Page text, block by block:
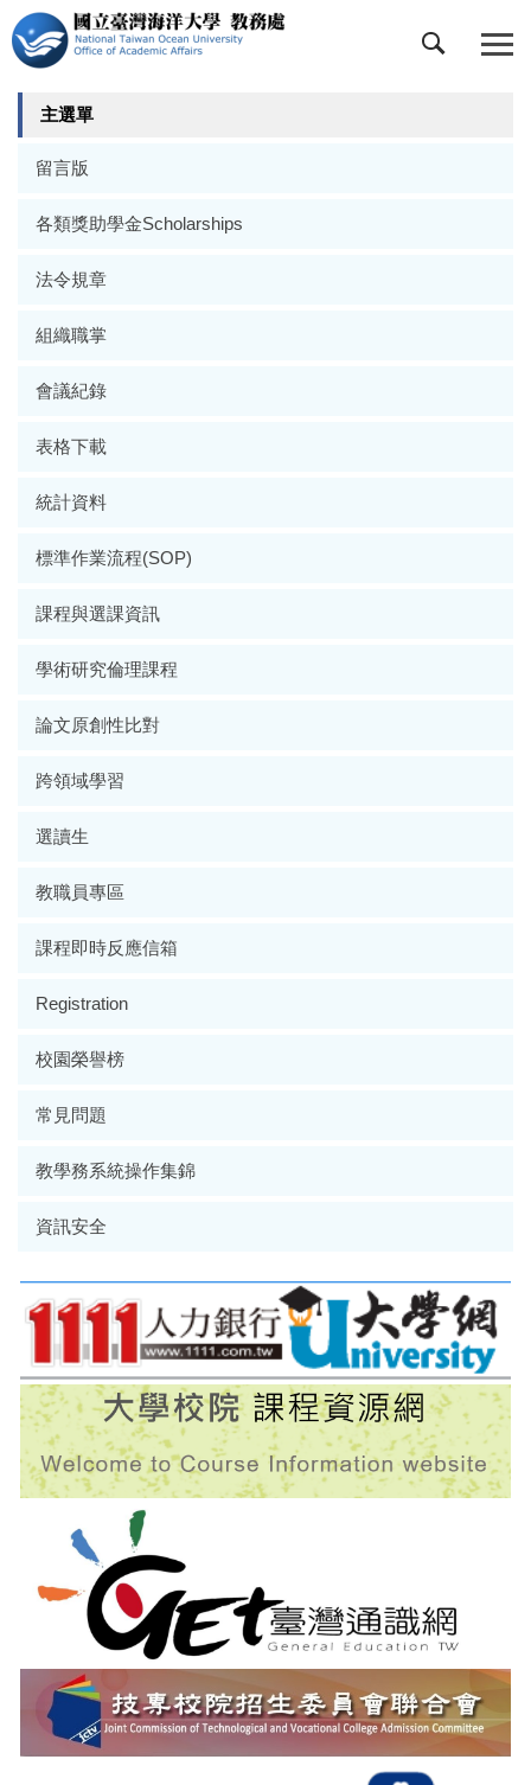
跳
到
主
要
主選單
留言版
各類獎助學金Scholarships
法令規章
組織職掌
會議紀錄
表格下載
統計資料
標準作業流程(SOP)
課程與選課資訊
學術研究倫理課程
論文原創性比對
跨領域學習
選讀生
教職員專區
課程即時反應信箱
Registration
校園榮譽榜
常見問題
教學務系統操作集錦
資訊安全